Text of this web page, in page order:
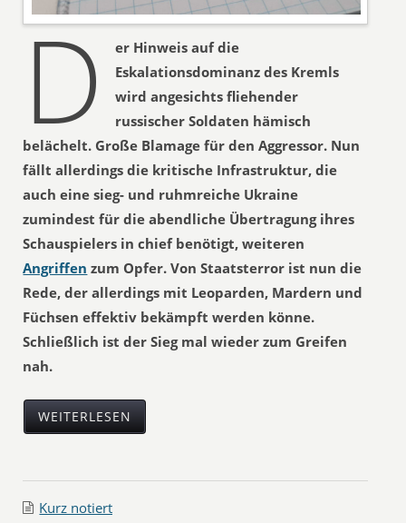
D
er Hinweis auf die
Eskalationsdominanz des Kremls
wird angesichts fliehender
russischer Soldaten hämisch
belächelt. Große Blamage für den Aggressor. Nun
fällt allerdings die kritische Infrastruktur, die
auch eine sieg- und ruhmreiche Ukraine
zumindest für die abendliche Übertragung ihres
Schauspielers in chief benötigt, weiteren
Angriffen zum Opfer. Von Staatsterror ist nun die
Rede, der allerdings mit Leoparden, Mardern und
Füchsen effektiv bekämpft werden könne.
Schließlich ist der Sieg mal wieder zum Greifen
nah.
WEITERLESEN
Kurz notiert